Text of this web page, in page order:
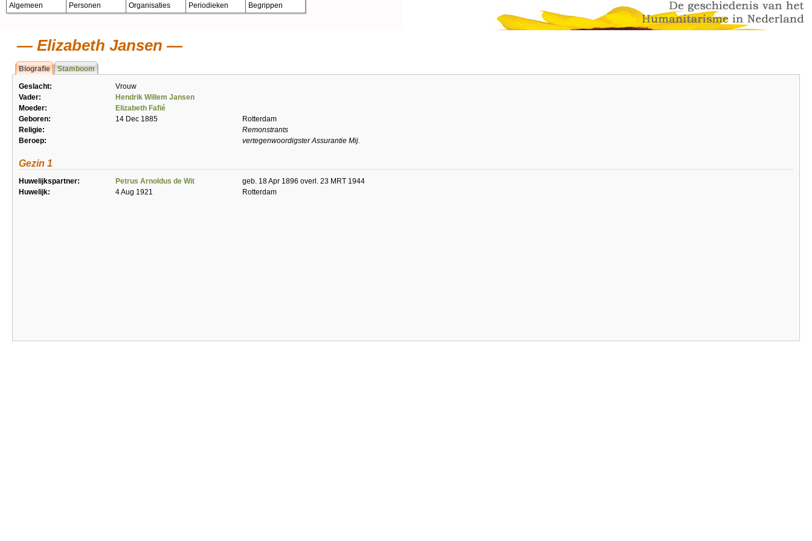
Algemeen Personen Organisaties Periodieken Begrippen
Elizabeth Jansen
Biografie Stamboom
Geslacht:
Vrouw
Vader:
Hendrik Willem Jansen
Moeder:
Elizabeth Fafié
Geboren:
14 Dec 1885
Rotterdam
Religie:
Remonstrants
Beroep:
vertegenwoordigster Assurantie Mij.
Gezin 1
Huwelijkspartner: Petrus Arnoldus de Wit
geb. 18 Apr 1896 overl. 23 MRT 1944
Huwelijk:
4 Aug 1921 Rotterdam